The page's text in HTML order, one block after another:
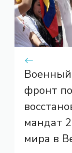
фронт
мандат
мира в